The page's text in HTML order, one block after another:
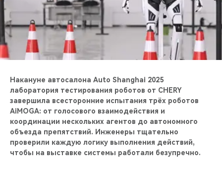
CHERY И СПОРТ
НАШИ МЕРОПРИЯТИЯ
ВИДЕООБЗОРЫ
CHERY ДЛЯ ДЕТЕЙ
Накануне автосалона Auto Shanghai 2025
лаборатория тестирования роботов от CHERY
завершила всесторонние испытания трёх роботов
AiMOGA: от голосового взаимодействия и
координации нескольких агентов до автономного
объезда препятствий. Инженеры тщательно
проверили каждую логику выполнения действий,
чтобы на выставке системы работали безупречно.